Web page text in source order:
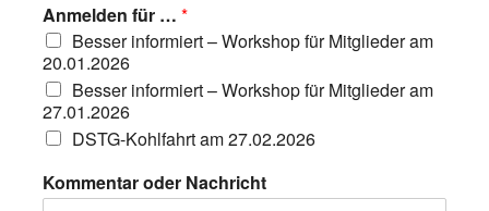
T
e
l
e
f
o
n
n
u
Anmelden für … *
Besser informiert – Workshop für Mitglieder am
20.01.2026
Besser informiert – Workshop für Mitglieder am
27.01.2026
DSTG-Kohlfahrt am 27.02.2026
Kommentar oder Nachricht